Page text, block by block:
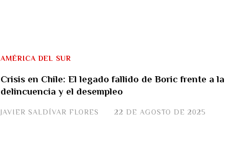
Crisis en Chile: El legado fallido de Boric frente a la
delincuencia y el desempleo
JAVIER SALDÍVAR FLORES
AMÉRICA DEL SUR
22 DE AGOSTO DE 2025